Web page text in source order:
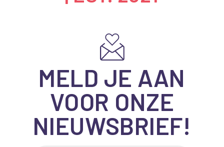
MELD JE AAN
VOOR ONZE
NIEUWSBRIEF!